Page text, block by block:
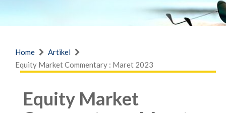
Home
Artikel
Equity Market Commentary : Maret 2023
Equity Market